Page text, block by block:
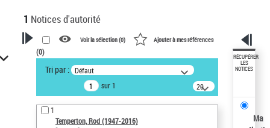
1 Notices d'autorité
VOTRE RECHERCHE
Recherche avancée dans les
notices d’autorité
Œuvres liées à l'auteur :
Temperton, Rod (1947-2016)
Voir la sélection (0) Ajouter à mes références
(0)
Tri par : Défaut
sur 1
20
résultats/page
1
Temperton, Rod (1947-2016)
RÉCUPÉRER
LES
NOTICES
Ma